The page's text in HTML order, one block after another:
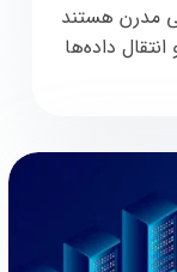
مدرن هستند
داده‌ها